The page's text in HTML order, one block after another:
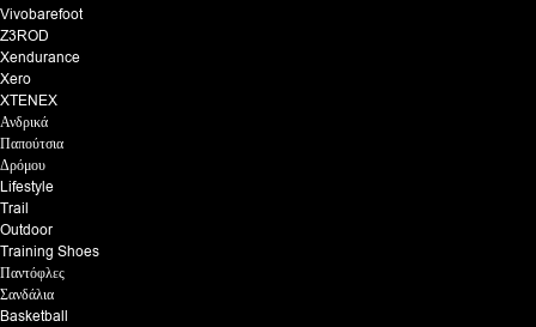
Vivobarefoot
Z3ROD
Xendurance
Xero
XTENEX
Ανδρικά
Παπούτσια
Δρόμου
Lifestyle
Trail
Outdoor
Training Shoes
Παντόφλες
Σανδάλια
Basketball